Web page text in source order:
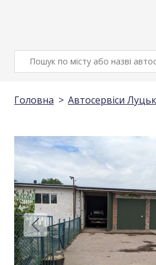
Головна Автосервіси